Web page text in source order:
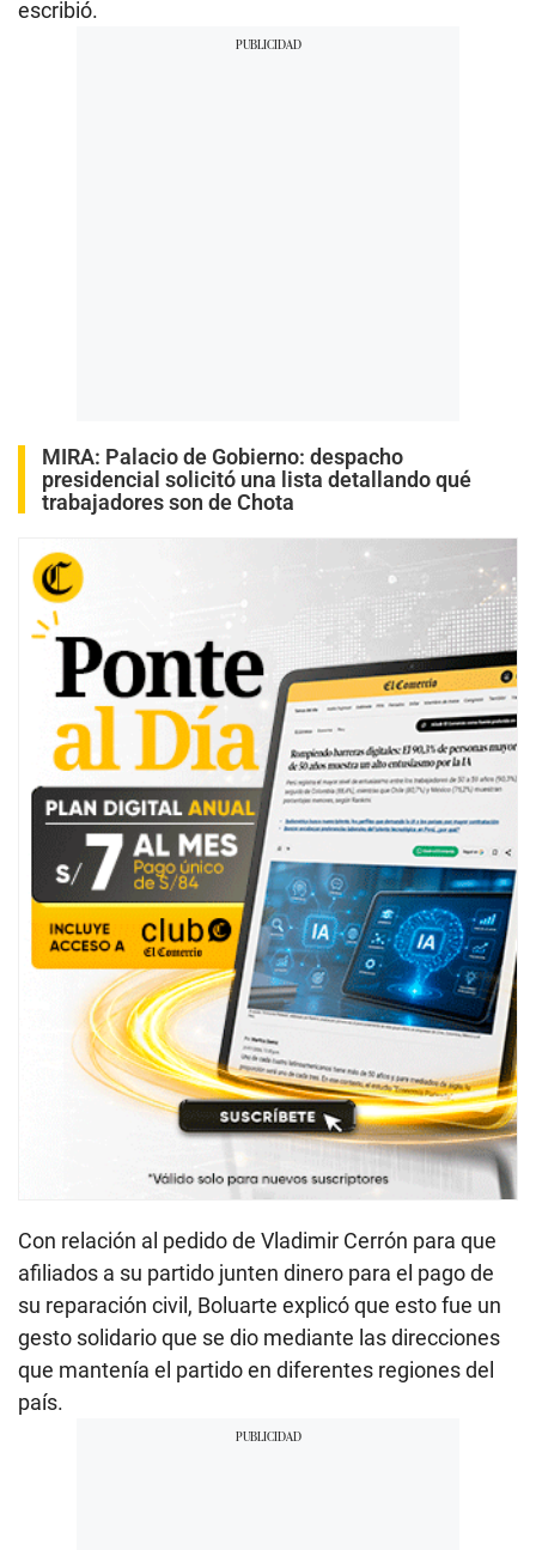
escribió.
MIRA: Palacio de Gobierno: despacho
presidencial solicitó una lista detallando qué
trabajadores son de Chota
Con relación al pedido de Vladimir Cerrón para que
afiliados a su partido junten dinero para el pago de
su reparación civil, Boluarte explicó que esto fue un
gesto solidario que se dio mediante las direcciones
que mantenía el partido en diferentes regiones del
país.